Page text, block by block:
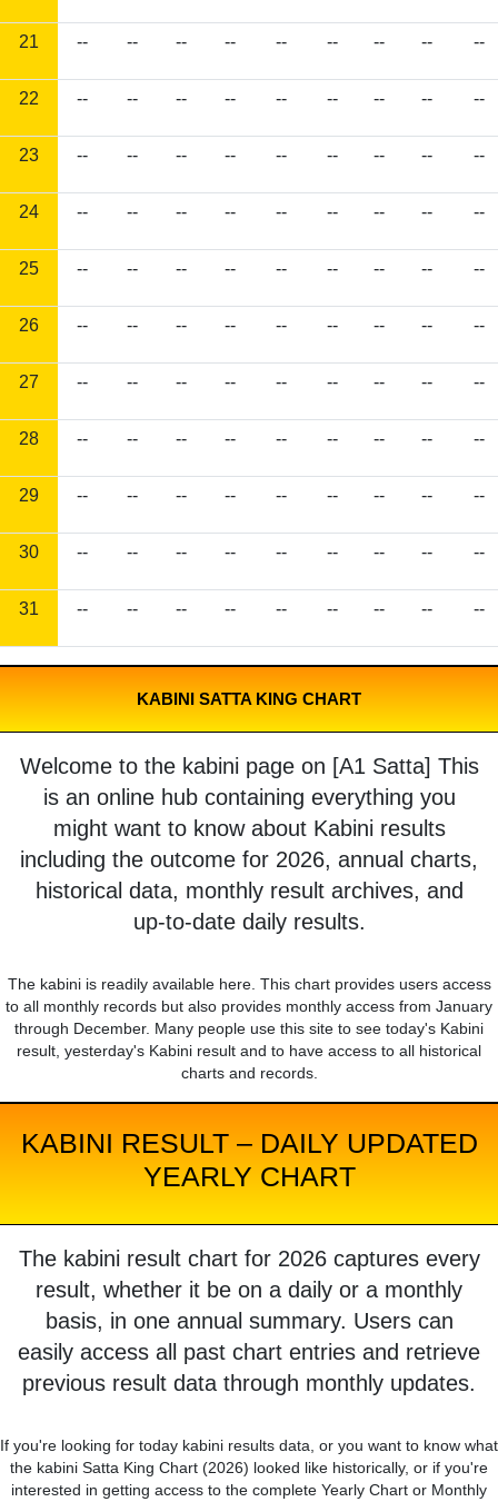
21 -- -- -- -- -- -- -- -- --
22 -- -- -- -- -- -- -- -- --
23 -- -- -- -- -- -- -- -- --
24 -- -- -- -- -- -- -- -- --
25 -- -- -- -- -- -- -- -- --
26 -- -- -- -- -- -- -- -- --
27 -- -- -- -- -- -- -- -- --
28 -- -- -- -- -- -- -- -- --
29 -- -- -- -- -- -- -- -- --
30 -- -- -- -- -- -- -- -- --
31 -- -- -- -- -- -- -- -- --
KABINI SATTA KING CHART
Welcome to the kabini page on [A1 Satta] This
is an online hub containing everything you
might want to know about Kabini results
including the outcome for 2026, annual charts,
historical data, monthly result archives, and
up-to-date daily results.
The kabini is readily available here. This chart provides users access
to all monthly records but also provides monthly access from January
through December. Many people use this site to see today's Kabini
result, yesterday's Kabini result and to have access to all historical
charts and records.
KABINI RESULT – DAILY UPDATED
YEARLY CHART
The kabini result chart for 2026 captures every
result, whether it be on a daily or a monthly
basis, in one annual summary. Users can
easily access all past chart entries and retrieve
previous result data through monthly updates.
If you're looking for today kabini results data, or you want to know what
the kabini Satta King Chart (2026) looked like historically, or if you're
interested in getting access to the complete Yearly Chart or Monthly